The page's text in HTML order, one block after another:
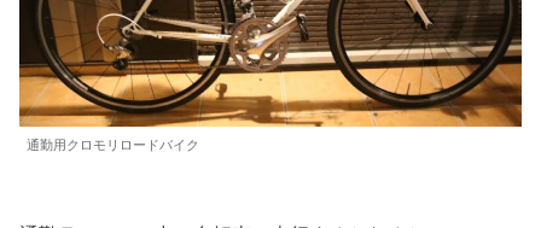
通勤用クロモリロードバイク